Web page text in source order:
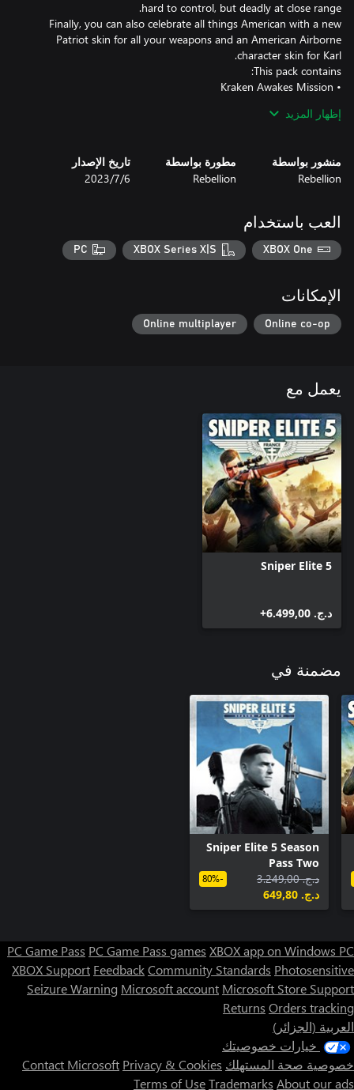
Finally, you can also celebrate all things American with a new
Patriot skin for all your weapons and an American Airborne
إظهار المزيد
منشور بواسطة
Rebellion
مطورة بواسطة
Rebellion
تاريخ الإصدار
6‏/7‏/2023
العب باستخدام
XBOX One
XBOX Series X|S
PC
الإمكانات
Online co-op
Online multiplayer
يعمل مع
Sniper Elite 5
د.ج.‏ 6.499,00+
مضمنة في
Sniper Elite 5 Season
Pass Two
د.ج.‏ 3.249,00
د.ج.‏ 649,80
-80%
PC Game Pass PC Game Pass games XBOX app on Windows PC
XBOX Support FeedbackCommunity Standards Photosensitive
Seizure Warning Microsoft account Microsoft Store Support
Returns Orders tracking
العربية (الجزائر)
خيارات خصوصيتك
خصوصية صحة المستهلك
Contact Microsoft Privacy & Cookies
Terms of UseTrademarks About our ads